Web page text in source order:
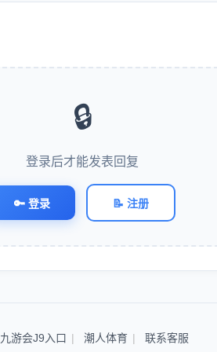
🔒
登录后才能发表回复
🔑 登录 📝 注册
九游会J9入口 潮人体育 联系客服